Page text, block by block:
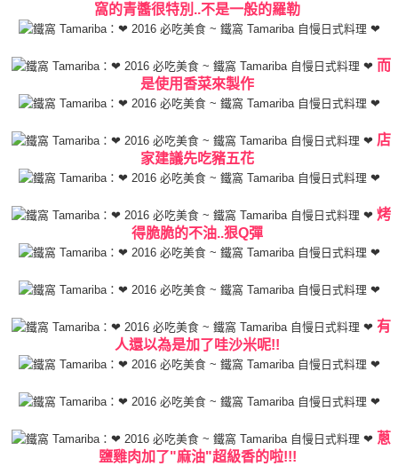
窩的青醬很特別..不是一般的羅勒
而
是使用香菜來製作
店
家建議先吃豬五花
烤
得脆脆的不油..狠Q彈
有
人還以為是加了哇沙米呢!!
蔥
鹽雞肉加了"麻油"超級香的啦!!!